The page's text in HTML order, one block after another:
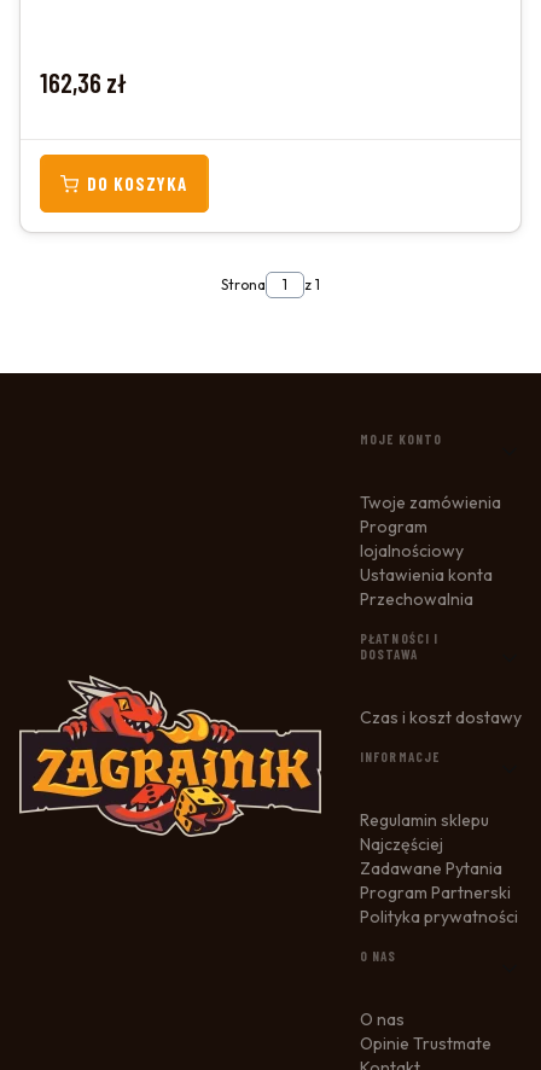
Cena
162,36 zł
DO KOSZYKA
Strona z 1
LINKI W STOPCE
MOJE KONTO
Twoje zamówienia
Program
lojalnościowy
Ustawienia konta
Przechowalnia
PŁATNOŚCI I
DOSTAWA
Czas i koszt dostawy
INFORMACJE
Regulamin sklepu
Najczęściej
Zadawane Pytania
Program Partnerski
Polityka prywatności
O NAS
O nas
Opinie Trustmate